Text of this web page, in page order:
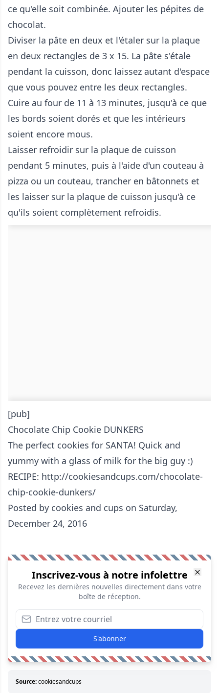
ce qu'elle soit combinée. Ajouter les pépites de
chocolat.
Diviser la pâte en deux et l'étaler sur la plaque
en deux rectangles de 3 x 15. La pâte s'étale
pendant la cuisson, donc laissez autant d'espace
que vous pouvez entre les deux rectangles.
Cuire au four de 11 à 13 minutes, jusqu'à ce que
les bords soient dorés et que les intérieurs
soient encore mous.
Laisser refroidir sur la plaque de cuisson
pendant 5 minutes, puis à l'aide d'un couteau à
pizza ou un couteau, trancher en bâtonnets et
les laisser sur la plaque de cuisson jusqu'à ce
qu'ils soient complètement refroidis.
[pub]
Chocolate Chip Cookie DUNKERS
The perfect cookies for SANTA! Quick and
yummy with a glass of milk for the big guy :)
RECIPE: http://cookiesandcups.com/chocolate-
chip-cookie-dunkers/
Posted by cookies and cups on Saturday,
December 24, 2016
Inscrivez-vous à notre infolettre
Recevez les dernières nouvelles directement dans votre
boîte de réception.
S'abonner
Source:cookiesandcups